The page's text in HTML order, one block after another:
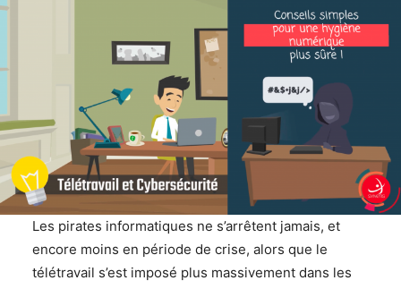
Les pirates informatiques ne s’arrêtent jamais, et
encore moins en période de crise, alors que le
télétravail s’est imposé plus massivement dans les